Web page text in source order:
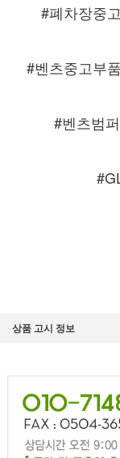
#폐차장중
#벤츠중고부
#벤츠범
상품 고시 정보